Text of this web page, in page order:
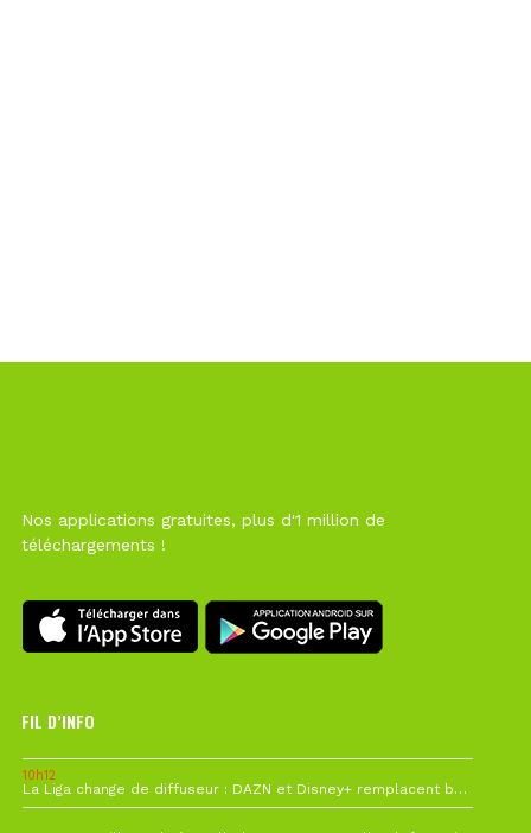
Nos applications gratuites, plus d'1 million de
téléchargements !
FIL D’INFO
10h12
La Liga change de diffuseur : DAZN et Disney+ remplacent beIN Sports !